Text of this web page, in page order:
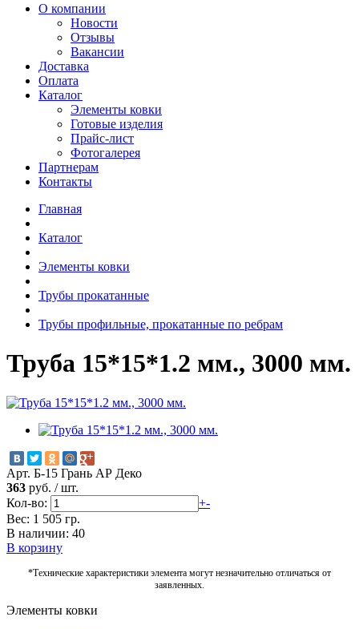
О компании
Новости
Отзывы
Вакансии
Доставка
Оплата
Каталог
Элементы ковки
Готовые изделия
Прайс-лист
Фотогалерея
Партнерам
Контакты
Главная
Каталог
Элементы ковки
Трубы прокатанные
Трубы профильные, прокатанные по ребрам
Труба 15*15*1.2 мм., 3000 мм.
Арт. Б-15 Грань АР Деко
363 руб. /шт.
Кол-во:
+-
Вес: 1 505 гр.
В наличии: 40
В корзину
*Технические характеристики элемента могут незначительно отличаться от
заявленных.
Элементы ковки